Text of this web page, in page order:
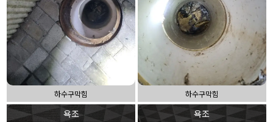
하수구막힘 하수구막힘
욕조 욕조